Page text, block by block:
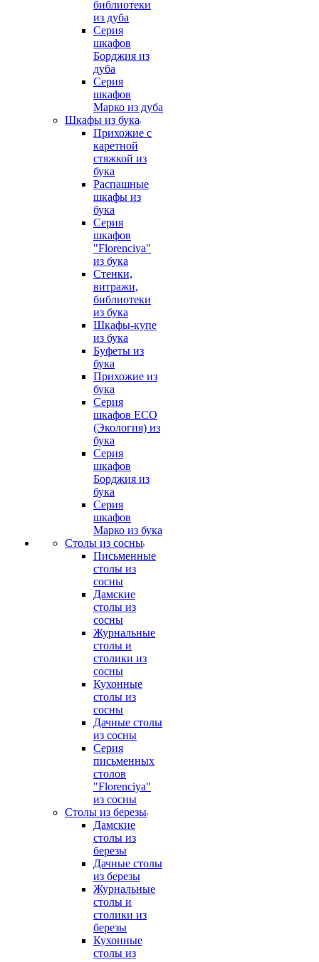
библиотеки
из дуба
Серия
шкафов
Борджия из
дуба
Серия
шкафов
Марко из дуба
Шкафы из бука
Прихожие с
каретной
стяжкой из
бука
Распашные
шкафы из
бука
Серия
шкафов
"Florenciya"
из бука
Стенки,
витражи,
библиотеки
из бука
Шкафы-купе
из бука
Буфеты из
бука
Прихожие из
бука
Серия
шкафов ECO
(Экология) из
бука
Серия
шкафов
Борджия из
бука
Серия
шкафов
Марко из бука
Столы из сосны
Письменные
столы из
сосны
Дамские
столы из
сосны
Журнальные
столы и
столики из
сосны
Кухонные
столы из
сосны
Дачные столы
из сосны
Серия
письменных
столов
"Florenciya"
из сосны
Столы из березы
Дамские
столы из
березы
Дачные столы
из березы
Журнальные
столы и
столики из
березы
Кухонные
столы из